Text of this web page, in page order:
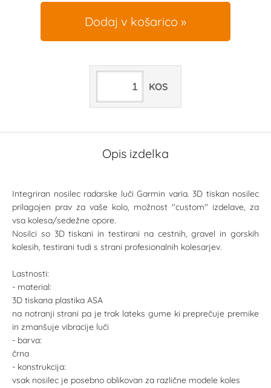
Dodaj v košarico
KOS
Opis izdelka
Integriran nosilec radarske luči Garmin varia. 3D tiskan nosilec
prilagojen prav za vaše kolo, možnost ''custom'' izdelave, za
vsa kolesa/sedežne opore.
Nosilci so 3D tiskani in testirani na cestnih, gravel in gorskih
kolesih, testirani tudi s strani profesionalnih kolesarjev.
Lastnosti:
- material:
3D tiskana plastika ASA
na notranji strani pa je trak lateks gume ki preprečuje premike
in zmanšuje vibracije luči
- barva:
črna
- konstrukcija:
vsak nosilec je posebno oblikovan za različne modele koles